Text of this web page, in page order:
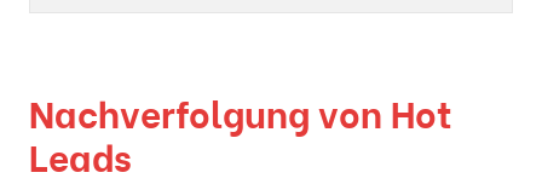
Nachverfolgung von Hot
Leads